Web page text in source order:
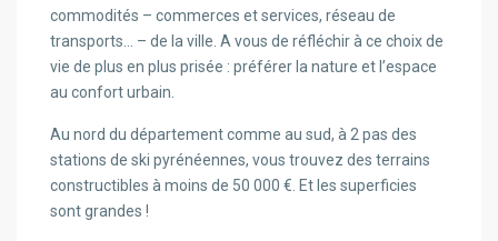
commodités – commerces et services, réseau de
transports… – de la ville. A vous de réfléchir à ce choix de
vie de plus en plus prisée : préférer la nature et l’espace
au confort urbain.
Au nord du département comme au sud, à 2 pas des
stations de ski pyrénéennes, vous trouvez des terrains
constructibles à moins de 50 000 €. Et les superficies
sont grandes !